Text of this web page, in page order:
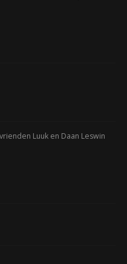
Luuk en Daan Leswin